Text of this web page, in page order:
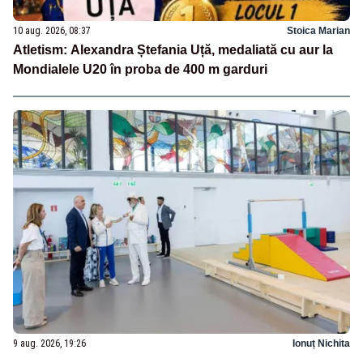
10 aug. 2026, 08:37 Stoica Marian
Atletism: Alexandra Ștefania Uță, medaliată cu aur la
Mondialele U20 în proba de 400 m garduri
9 aug. 2026, 19:26 Ionuț Nichita